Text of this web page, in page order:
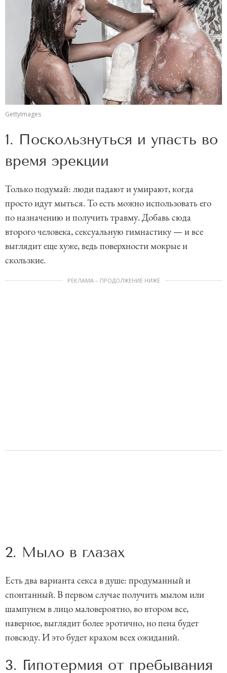
GettyImages
1. Поскользнуться и упасть во
время эрекции
Только подумай: люди падают и умирают, когда
просто идут мыться. То есть можно использовать его
по назначению и получить травму. Добавь сюда
второго человека, сексуальную гимнастику — и все
выглядит еще хуже, ведь поверхности мокрые и
скользкие.
РЕКЛАМА – ПРОДОЛЖЕНИЕ НИЖЕ
2. Мыло в глазах
Есть два варианта секса в душе: продуманный и
спонтанный. В первом случае получить мылом или
шампунем в лицо маловероятно, во втором все,
наверное, выглядит более эротично, но пена будет
повсюду. И это будет крахом всех ожиданий.
3. Гипотермия от пребывания